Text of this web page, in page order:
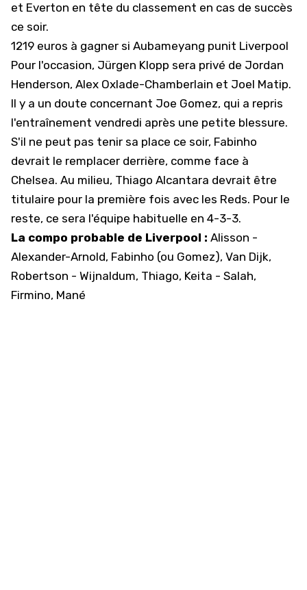
et Everton en tête du classement en cas de succès
ce soir.
1219 euros à gagner si Aubameyang punit Liverpool
Pour l'occasion, Jürgen Klopp sera privé de Jordan
Henderson, Alex Oxlade-Chamberlain et Joel Matip.
Il y a un doute concernant Joe Gomez, qui a repris
l'entraînement vendredi après une petite blessure.
S'il ne peut pas tenir sa place ce soir, Fabinho
devrait le remplacer derrière, comme face à
Chelsea. Au milieu, Thiago Alcantara devrait être
titulaire pour la première fois avec les Reds. Pour le
reste, ce sera l'équipe habituelle en 4-3-3.
La compo probable de Liverpool : Alisson -
Alexander-Arnold, Fabinho (ou Gomez), Van Dijk,
Robertson - Wijnaldum, Thiago, Keita - Salah,
Firmino, Mané